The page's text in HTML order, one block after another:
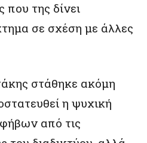
της δίνει
σε σχέση με άλλες
στάθηκε ακόμη
η ψυχική
από τις